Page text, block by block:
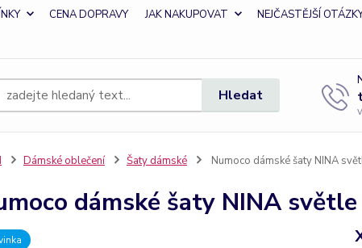
CENA DOPRAVY JAK NAKUPOVAT
NEJČASTĚJŠÍ
Hledat
Dámské oblečení Šaty dámské Numoco dámské šaty NINA
dámské šaty NINA